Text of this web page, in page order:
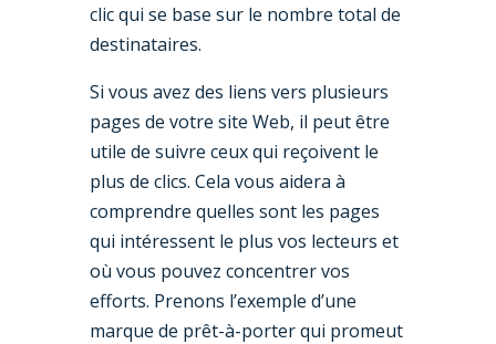
clic qui se base sur le nombre total de
destinataires.
Si vous avez des liens vers plusieurs
pages de votre site Web, il peut être
utile de suivre ceux qui reçoivent le
plus de clics. Cela vous aidera à
comprendre quelles sont les pages
qui intéressent le plus vos lecteurs et
où vous pouvez concentrer vos
efforts. Prenons l’exemple d’une
marque de prêt-à-porter qui promeut